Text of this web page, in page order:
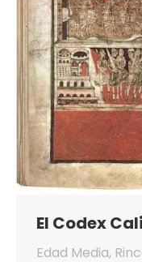
El Codex
Edad Media,